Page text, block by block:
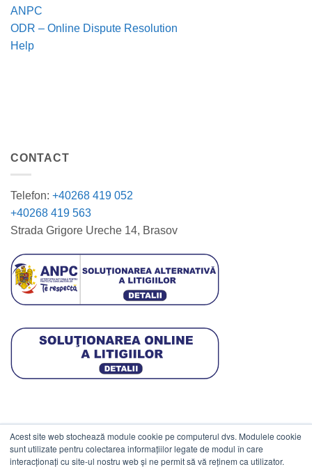
Acest site web stochează module cookie pe computerul dvs. Modulele cookie
sunt utilizate pentru colectarea informațiilor legate de modul în care
interacționați cu site-ul nostru web și ne permit să vă reținem ca utilizator.
ANPC
ODR – Online Dispute Resolution
Help
CONTACT
Telefon: +40268 419 052
+40268 419 563
Strada Grigore Ureche 14, Brasov
DATE COMERCIALE